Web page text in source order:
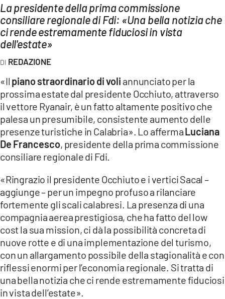
LaC
Network
LACPLAY.IT
LACTV.IT
LACONAIR.IT
LACITYMAG.IT
ILREGGINO.IT
COSENZACHANNEL.IT
ILVIBONESE.IT
LACAPITALENEWS.IT
App
ANDROID
APPLE
La presidente della prima commissione
consiliare regionale di Fdi: «Una bella notizia che
ci rende estremamente fiduciosi in vista
dell'estate»
REDAZIONE
«Il piano straordinario di voli annunciato per la
prossima estate dal presidente Occhiuto, attraverso
il vettore Ryanair, è un fatto altamente positivo che
palesa un presumibile, consistente aumento delle
presenze turistiche in Calabria». Lo affermaLuciana
De Francesco, presidente della prima commissione
consiliare regionale di Fdi.
«Ringrazio il presidente Occhiuto e i vertici Sacal –
aggiunge – per un impegno profuso a rilanciare
fortemente gli scali calabresi. La presenza di una
compagnia aerea prestigiosa, che ha fatto del low
cost la sua mission, ci dà la possibilità concreta di
nuove rotte e di una implementazione del turismo,
con un allargamento possibile della stagionalità e con
riflessi enormi per l’economia regionale. Si tratta di
una bella notizia che ci rende estremamente fiduciosi
in vista dell’estate».